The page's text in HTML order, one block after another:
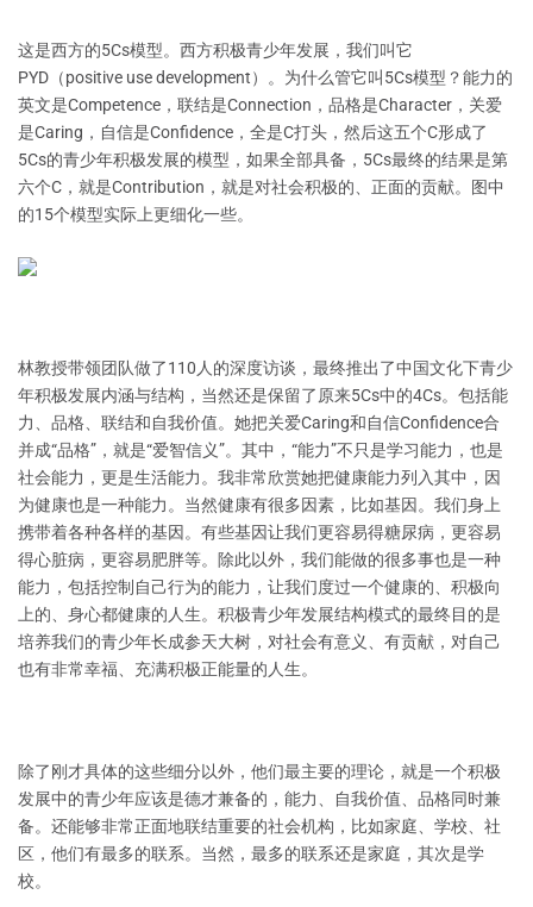
这是西方的5Cs模型。西方积极青少年发展，我们叫它
PYD（positive use development）。为什么管它叫5Cs模型？能力的
英文是Competence，联结是Connection，品格是Character，关爱
是Caring，自信是Confidence，全是C打头，然后这五个C形成了
5Cs的青少年积极发展的模型，如果全部具备，5Cs最终的结果是第
六个C，就是Contribution，就是对社会积极的、正面的贡献。图中
的15个模型实际上更细化一些。
林教授带领团队做了110人的深度访谈，最终推出了中国文化下青少
年积极发展内涵与结构，当然还是保留了原来5Cs中的4Cs。包括能
力、品格、联结和自我价值。她把关爱Caring和自信Confidence合
并成“品格”，就是“爱智信义”。其中，“能力”不只是学习能力，也是
社会能力，更是生活能力。我非常欣赏她把健康能力列入其中，因
为健康也是一种能力。当然健康有很多因素，比如基因。我们身上
携带着各种各样的基因。有些基因让我们更容易得糖尿病，更容易
得心脏病，更容易肥胖等。除此以外，我们能做的很多事也是一种
能力，包括控制自己行为的能力，让我们度过一个健康的、积极向
上的、身心都健康的人生。积极青少年发展结构模式的最终目的是
培养我们的青少年长成参天大树，对社会有意义、有贡献，对自己
也有非常幸福、充满积极正能量的人生。
除了刚才具体的这些细分以外，他们最主要的理论，就是一个积极
发展中的青少年应该是德才兼备的，能力、自我价值、品格同时兼
备。还能够非常正面地联结重要的社会机构，比如家庭、学校、社
区，他们有最多的联系。当然，最多的联系还是家庭，其次是学
校。